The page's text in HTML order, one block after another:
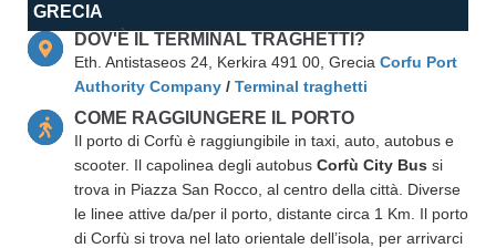
GRECIA
DOV'È IL TERMINAL TRAGHETTI?
Eth. Antistaseos 24, Kerkira 491 00, Grecia Corfu Port
Authority Company / Terminal traghetti
COME RAGGIUNGERE IL PORTO
Il porto di Corfù è raggiungibile in taxi, auto, autobus e
scooter. Il capolinea degli autobus Corfù City Bus si
trova in Piazza San Rocco, al centro della città. Diverse
le linee attive da/per il porto, distante circa 1 Km. Il porto
di Corfù si trova nel lato orientale dell’isola, per arrivarci